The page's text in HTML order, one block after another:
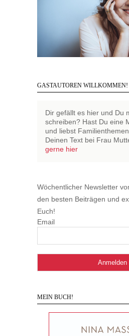
GASTAUTOREN WILLKOMMEN!
Dir gefällt es hier und Du
schreiben? Hast Du eine
und liebst
Deinen Text bei Frau
gerne hier
Wöchentlicher Newsletter
den besten Beiträgen und
Euch!
Email
MEIN BUCH!